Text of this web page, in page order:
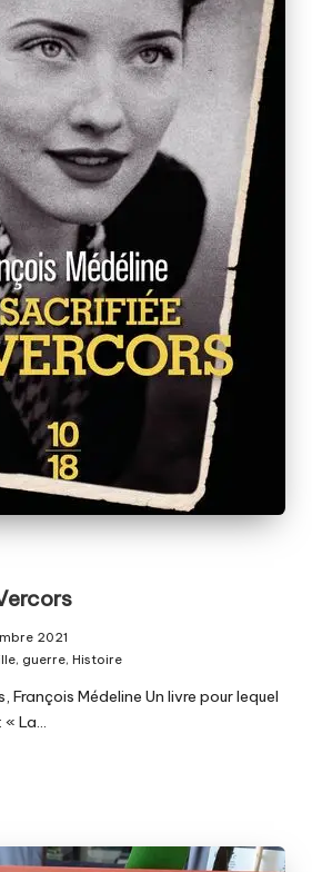
2021
, guerre, Histoire
François Médeline Un livre pour lequel
« La…